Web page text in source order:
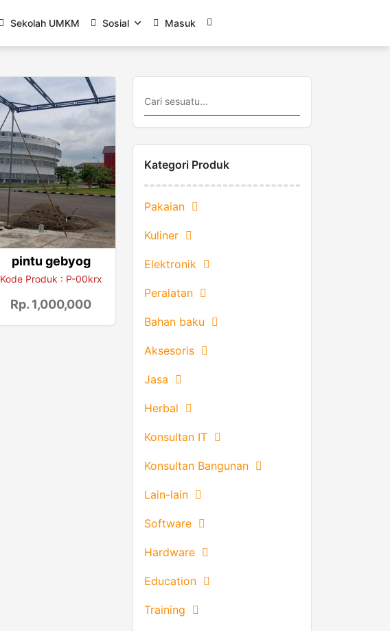
Sekolah UMKM Sosial Masuk
pintu gebyog
Kode Produk : P-00krx
Rp. 1,000,000
Kategori Produk
Pakaian
Kuliner
Elektronik
Peralatan
Bahan baku
Aksesoris
Jasa
Herbal
Konsultan IT
Konsultan Bangunan
Lain-lain
Software
Hardware
Education
Training